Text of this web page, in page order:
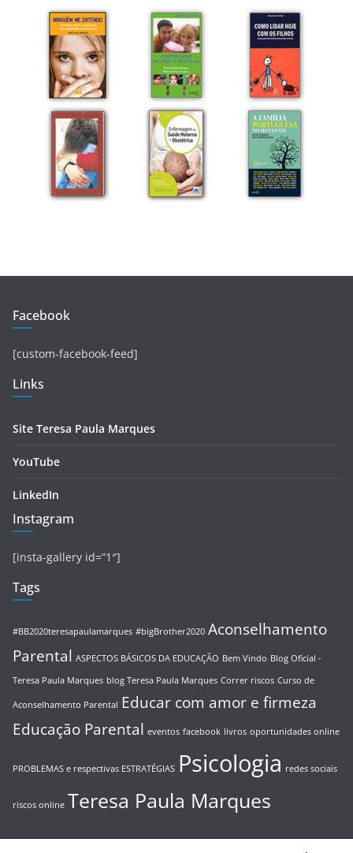
Facebook
[custom-facebook-feed]
Links
Site Teresa Paula Marques
YouTube
LinkedIn
Instagram
[insta-gallery id=”1″]
Tags
#BB2020teresapaulamarques #bigBrother2020 Aconselhamento
Parental ASPECTOS BÁSICOS DA EDUCAÇÃO Bem Vindo Blog Oficial -
Teresa Paula Marques blog Teresa Paula Marques Correr riscos Curso de
Aconselhamento Parental Educar com amor e firmeza
Educação Parental eventos facebook livros oportunidades online
PROBLEMAS e respectivas ESTRATÉGIAS Psicologia redes sociais
riscos online Teresa Paula Marques